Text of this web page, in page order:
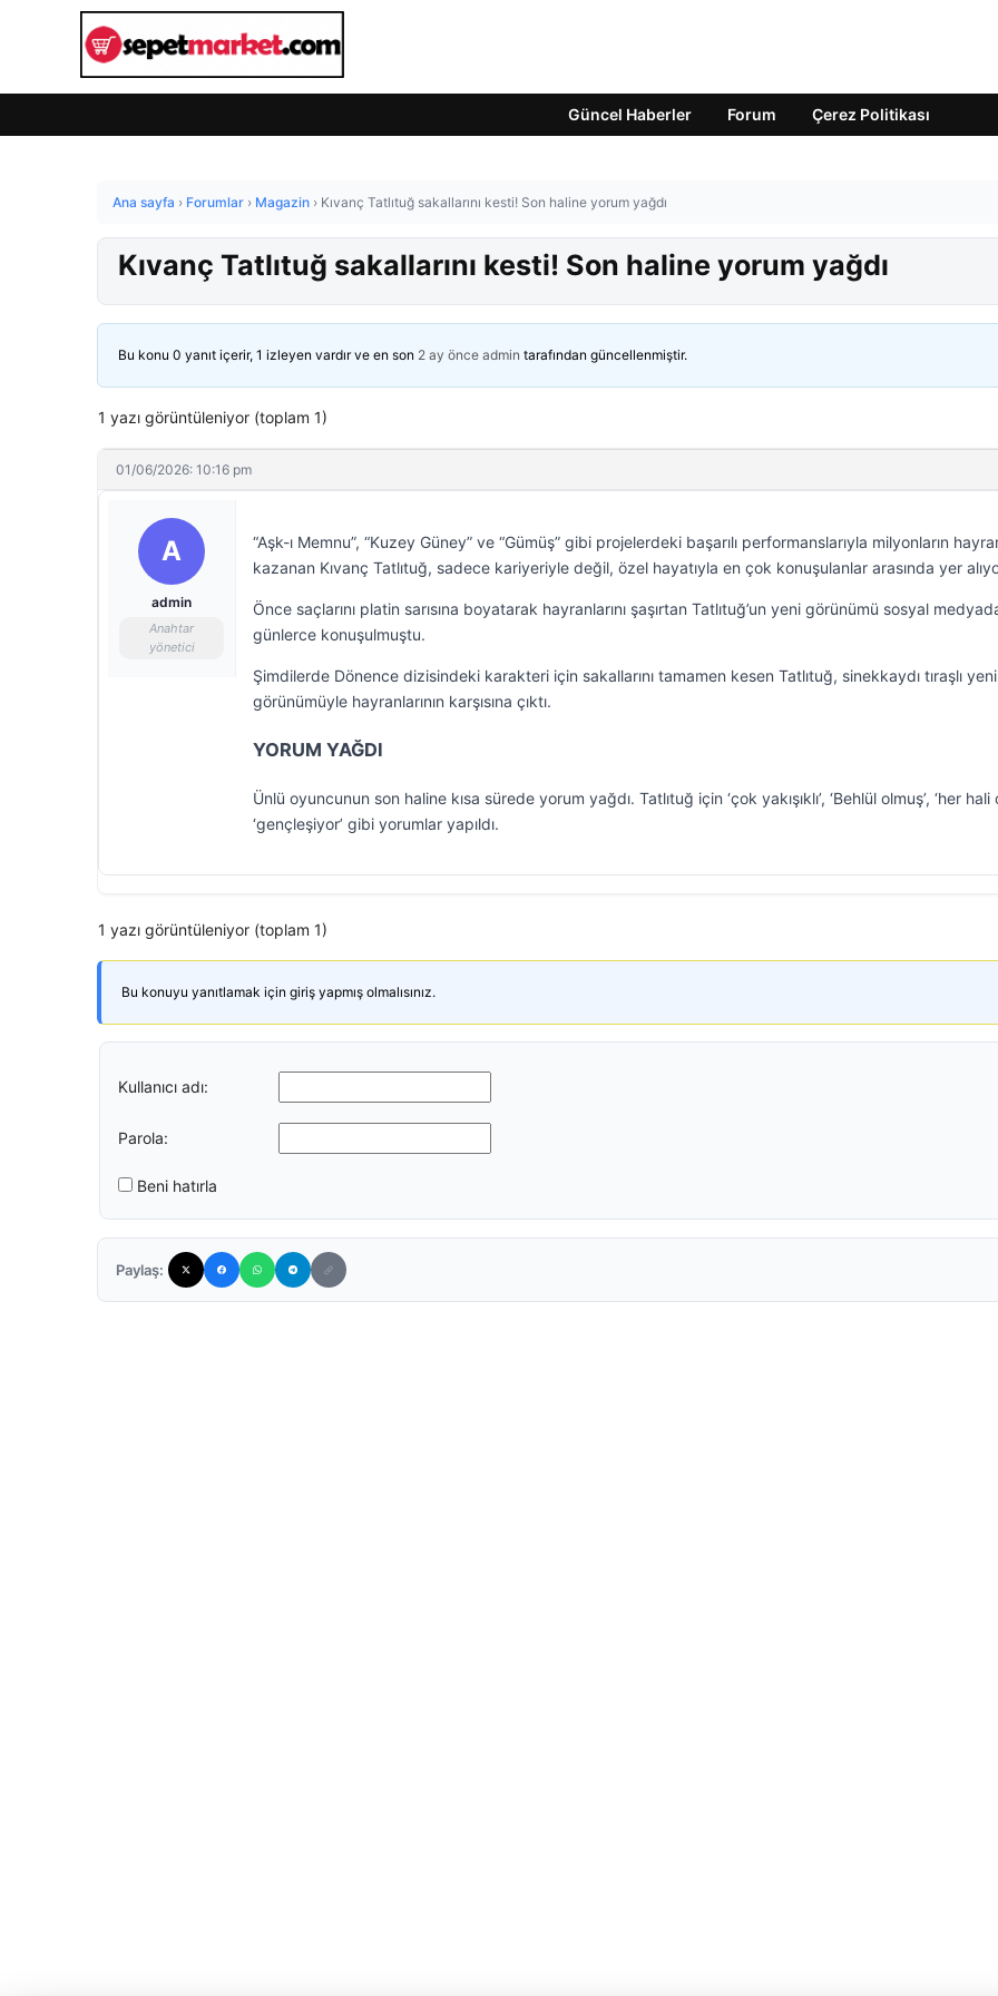
Güncel Haberler Forum Çerez Politikası
Ana sayfa › Forumlar › Magazin › Kıvanç Tatlıtuğ sakallarını kesti! Son haline yorum yağdı
Kıvanç Tatlıtuğ sakallarını kesti! Son haline yorum yağdı
Bu konu 0 yanıt içerir, 1 izleyen vardır ve en son 2 ay önce admin tarafından güncellenmiştir.
1 yazı görüntüleniyor (toplam 1)
01/06/2026: 10:16 pm
A
admin
Anahtar
yönetici
“Aşk-ı Memnu”, “Kuzey Güney” ve “Gümüş” gibi projelerdeki başarılı performanslarıyla milyonların
kazanan Kıvanç Tatlıtuğ, sadece kariyeriyle değil, özel hayatıyla en çok konuşulanlar arasında yer
Önce saçlarını platin sarısına boyatarak hayranlarını şaşırtan Tatlıtuğ’un yeni görünümü sosyal
günlerce konuşulmuştu.
Şimdilerde Dönence dizisindeki karakteri için sakallarını tamamen kesen Tatlıtuğ, sinekkaydı tıraşlı yeni
görünümüyle hayranlarının karşısına çıktı.
YORUM YAĞDI
Ünlü oyuncunun son haline kısa sürede yorum yağdı. Tatlıtuğ için ‘çok yakışıklı’, ‘Behlül olmuş’, ‘her hali
‘gençleşiyor’ gibi yorumlar yapıldı.
1 yazı görüntüleniyor (toplam 1)
Bu konuyu yanıtlamak için giriş yapmış olmalısınız.
Kullanıcı adı:
Parola:
Beni hatırla
Paylaş: